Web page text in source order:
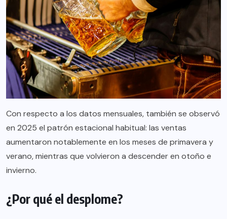
Con respecto a los datos mensuales, también se observó
en 2025 el patrón estacional habitual: las ventas
aumentaron notablemente en los meses de primavera y
verano, mientras que volvieron a descender en otoño e
invierno.
¿Por qué el desplome?